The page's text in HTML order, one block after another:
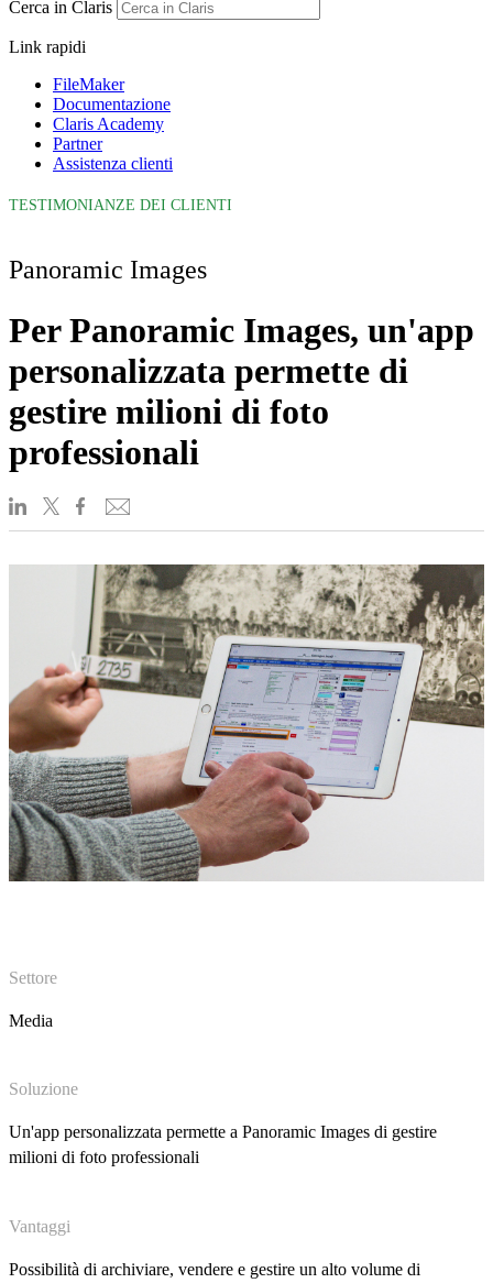
Cerca in Claris
Link rapidi
FileMaker
Documentazione
Claris Academy
Partner
Assistenza clienti
TESTIMONIANZE DEI CLIENTI
Panoramic Images
Per Panoramic Images, un'app
personalizzata permette di
gestire milioni di foto
professionali
Settore
Media
Soluzione
Un'app personalizzata permette a Panoramic Images di gestire
milioni di foto professionali
Vantaggi
Possibilità di archiviare, vendere e gestire un alto volume di